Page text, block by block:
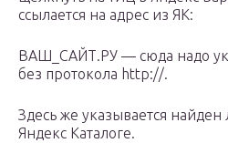
ссылается на адрес из ЯК:
ВАШ_САЙТ.РУ — сюда надо
без протокола http://.
Здесь же указывается найден
Яндекс Каталоге.